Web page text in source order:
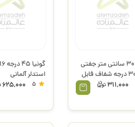
گونیا 30 سانتی متر جفتی
311,000
استدلر آلمانی
625,000